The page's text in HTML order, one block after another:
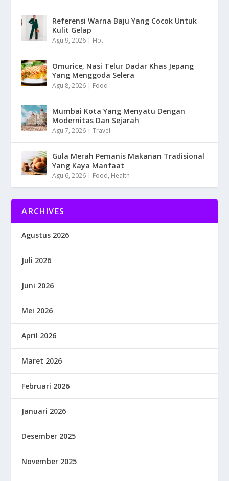
Referensi Warna Baju Yang Cocok Untuk
Kulit Gelap
Agu 9, 2026 | Hot
Omurice, Nasi Telur Dadar Khas Jepang
Yang Menggoda Selera
Agu 8, 2026 | Food
Mumbai Kota Yang Menyatu Dengan
Modernitas Dan Sejarah
Agu 7, 2026 |Travel
Gula Merah Pemanis Makanan Tradisional
Yang Kaya Manfaat
Agu 6, 2026 | Food, Health
ARCHIVES
Agustus 2026
Juli 2026
Juni 2026
Mei 2026
April 2026
Maret 2026
Februari 2026
Januari 2026
Desember 2025
November 2025